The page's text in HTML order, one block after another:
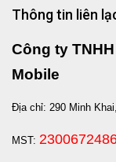
Thông tin liên
Công ty
Mobile
Địa chỉ: 290 Minh
MST: